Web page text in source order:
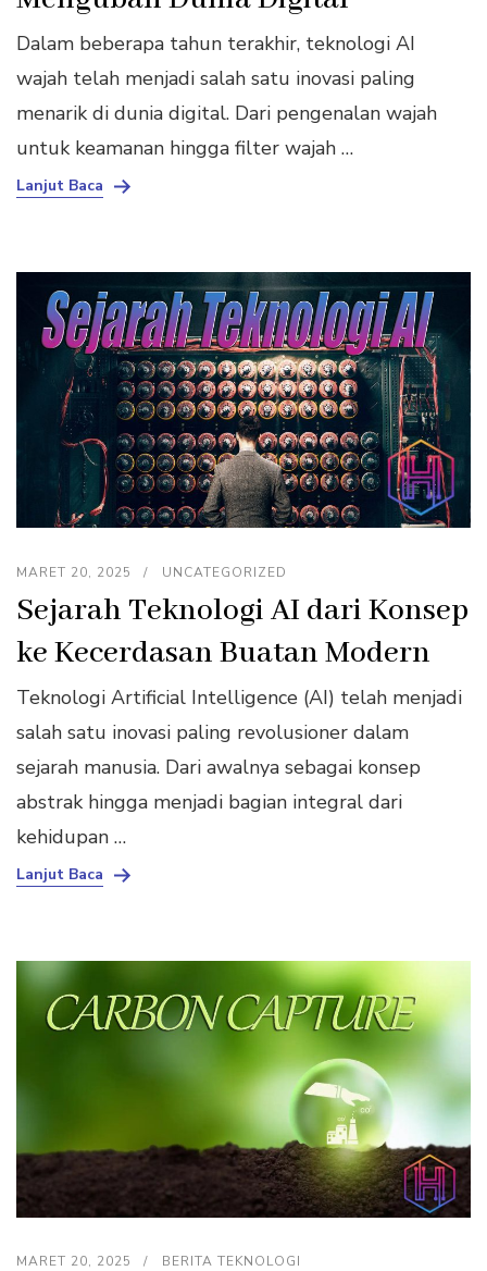
Dalam beberapa tahun terakhir, teknologi AI
wajah telah menjadi salah satu inovasi paling
menarik di dunia digital. Dari pengenalan wajah
untuk keamanan hingga filter wajah …
Lanjut Baca
MARET 20, 2025 UNCATEGORIZED
Sejarah Teknologi AI dari Konsep
ke Kecerdasan Buatan Modern
Teknologi Artificial Intelligence (AI) telah menjadi
salah satu inovasi paling revolusioner dalam
sejarah manusia. Dari awalnya sebagai konsep
abstrak hingga menjadi bagian integral dari
kehidupan …
Lanjut Baca
MARET 20, 2025 BERITA TEKNOLOGI